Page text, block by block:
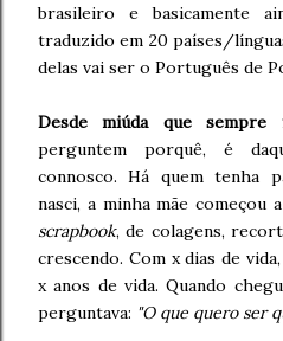
brasileiro e basicamente
traduzido em 20 países/
delas vai ser o Português de
Desde miúda que
perguntem porquê, é
connosco. Há quem tenha
nasci, a minha mãe começou
scrapbook, de colagens,
crescendo. Com x dias de
x anos de vida. Quando
perguntava: "O que quero ser